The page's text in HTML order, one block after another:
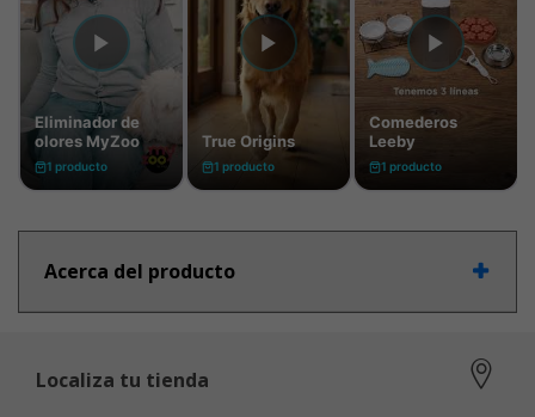
Acerca del producto
Localiza tu tienda